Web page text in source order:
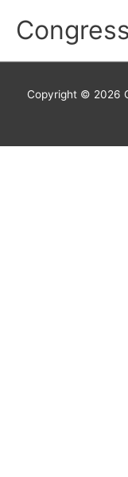
para
Copyright © 2026